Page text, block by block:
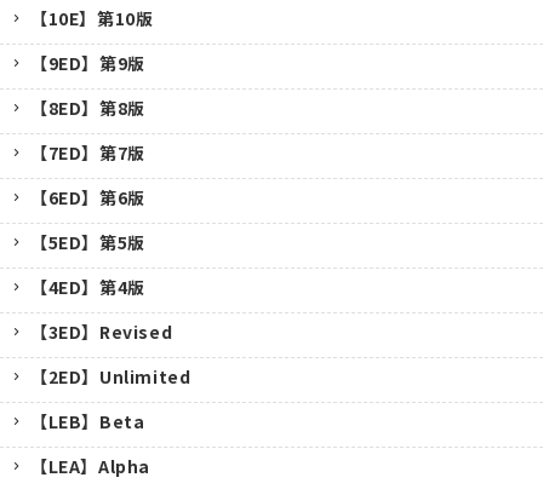
【10E】第10版
【9ED】第9版
【8ED】第8版
【7ED】第7版
【6ED】第6版
【5ED】第5版
【4ED】第4版
【3ED】Revised
【2ED】Unlimited
【LEB】Beta
【LEA】Alpha